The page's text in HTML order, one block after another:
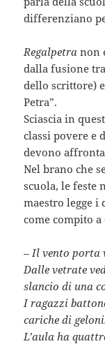
differenziano
Regalpetra non
dalla fusione
dello scrittore)
Petra”.
Sciascia in
classi povere e
devono
Nel brano che
scuola, le feste
maestro legge
come compito a
– Il vento porta
Dalle vetrate
slancio di una
I ragazzi
cariche di
L’aula ha